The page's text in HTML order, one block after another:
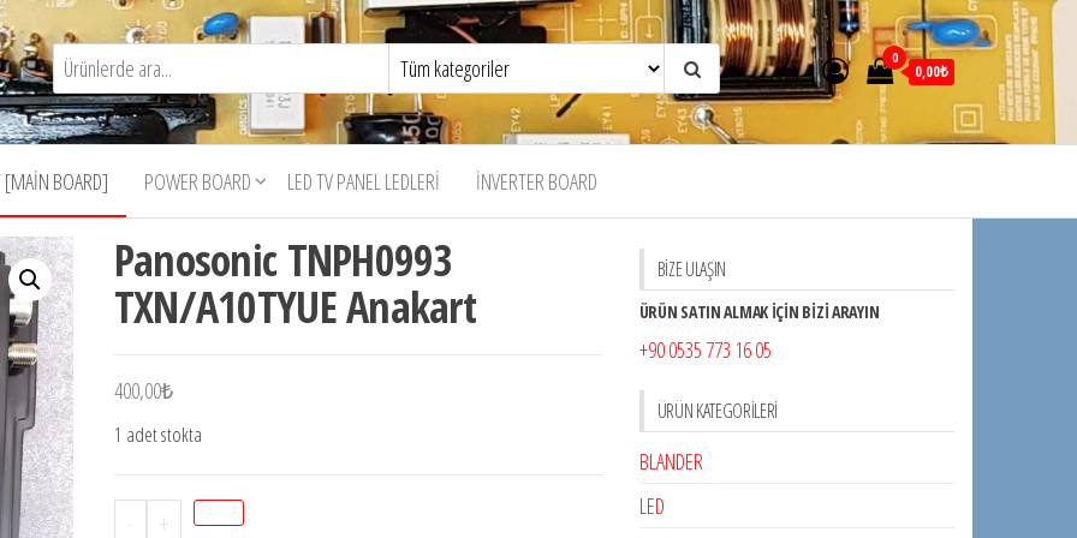
0
0,00₺
[MAIN BOARD] POWER BOARD LED TV PANEL LEDLERI İNVERTER BOARD
Panosonic TNPH0993
TXN/A10TYUE Anakart
400,00₺
1 adet stokta
-
Panosonic
+
BİZE ULAŞIN
ÜRÜN SATIN ALMAK İÇİN BİZİ ARAYIN
+90 0535 773 16 05
ÜRÜN KATEGORILERI
BLANDER
LED